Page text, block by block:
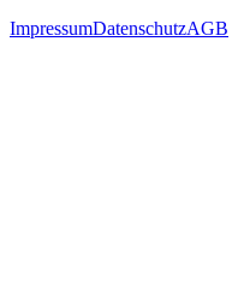
ImpressumDatenschutzAGB